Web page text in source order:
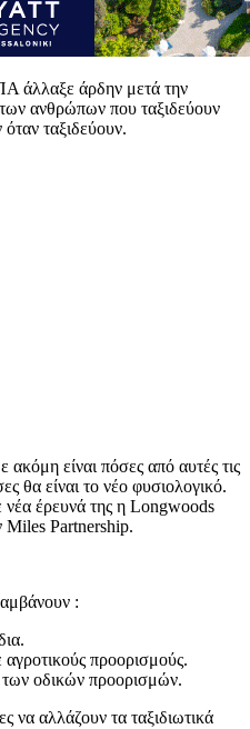
άλλαξε άρδην μετά την
ανθρώπων που ταξιδεύουν
ταξιδεύουν.
είναι πόσες από αυτές τις
θα είναι το νέο φυσιολογικό.
έρευνά της η Longwoods
Miles Partnership.
:
προορισμούς.
οδικών προορισμών.
να αλλάζουν τα ταξιδιωτικά